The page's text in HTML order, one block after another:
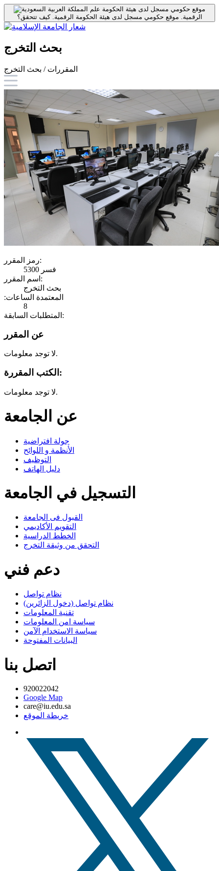
موقع حكومي مسجل لدى هيئة الحكومة
الرقمية. موقع حكومي مسجل لدى هيئة الحكومة الرقمية.كيف تتحقق؟
بحث التخرج
المقررات / بحث التخرج
رمز المقرر:
فسر 5300
اسم المقرر:
بحث التخرج
:المعتمدة الساعات
8
المتطلبات السابقة:
عن المقرر
لا توجد معلومات.
الكتب المقررة:
لا توجد معلومات.
عن الجامعة
جولة افتراضية
الأنظمة و اللوائح
التوظيف
دليل الهاتف
التسجيل في الجامعة
القبول فى الجامعة
التقويم الأكاديمي
الخطط الدراسية
التحقق من وثيقة التخرج
دعم فني
نظام تواصل
نظام تواصل (دخول الزائرين)
تقنية المعلومات
سياسة امن المعلومات
سياسة الاستخدام الآمن
البيانات المفتوحة
اتصل بنا
920022042
Google Map
care@iu.edu.sa
خريطة الموقع